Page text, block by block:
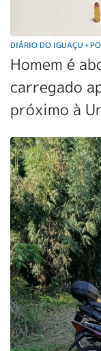
DIÁRIO DO IGUAÇU •
Homem é
carregado
próximo à